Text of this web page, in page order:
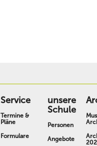
Service
Termine &
Pläne
Formulare
unsere
Schule
Personen
Angebote